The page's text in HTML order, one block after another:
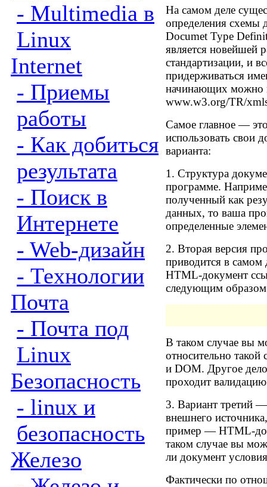
- Multimedia в
Linux
Internet
- Приемы
работы
- Как добиться
результата
- Поиск в
Интернете
- Web-дизайн
- Технологии
Почта
- Почта под
Linux
Безопасность
- linux и
безопасность
Железо
На самом деле
определения схемы
Documet Type
является новейшей
стандартизации, и
придерживаться
начинающих можно
www.w3.org/TR/
Самое главное —
использовать свои
варианта:
1. Структура
программе.
полученный как
данных, то ваша
определенные
2. Вторая версия
приводится в
HTML-документ
следующим
В таком случае вы
относительно
и DOM. Другое
проходит
3. Вариант третий
внешнего
пример — HTML-
таком случае вы
ли документ
Фактически по